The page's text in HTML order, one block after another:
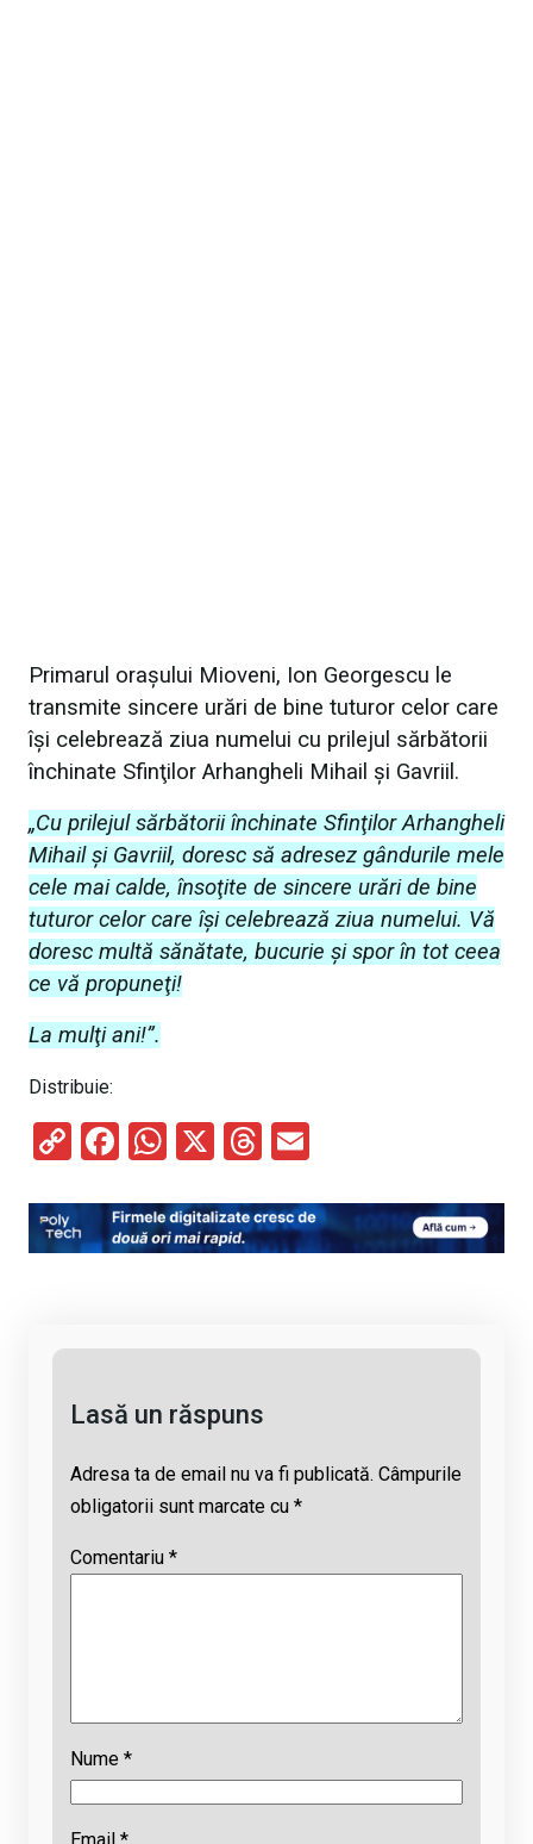
Primarul orașului Mioveni, Ion Georgescu le
transmite sincere urări de bine tuturor celor care
îşi celebrează ziua numelui cu prilejul sărbătorii
închinate Sfinţilor Arhangheli Mihail şi Gavriil.
„Cu prilejul sărbătorii închinate Sfinţilor Arhangheli
Mihail şi Gavriil, doresc să adresez gândurile mele
cele mai calde, însoţite de sincere urări de bine
tuturor celor care îşi celebrează ziua numelui. Vă
doresc multă sănătate, bucurie şi spor în tot ceea
ce vă propuneţi!
La mulţi ani!”.
Distribuie:
C
py
Li
F
ce
b
W
at
s
X
T
e
a
ail
Lasă un răspuns
Adresa ta de email nu va fi publicată. Câmpurile
obligatorii sunt marcate cu *
Comentariu *
Nume *